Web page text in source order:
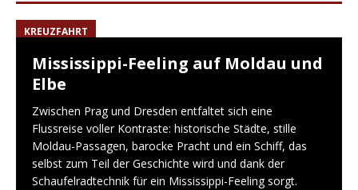
KREUZFAHRT
Mississippi-Feeling auf Moldau und
Elbe
Zwischen Prag und Dresden entfaltet sich eine
Flussreise voller Kontraste: historische Städte, stille
Moldau-Passagen, barocke Pracht und ein Schiff, das
selbst zum Teil der Geschichte wird und dank der
Schaufelradtechnik für ein Mississippi-Feeling sorgt.